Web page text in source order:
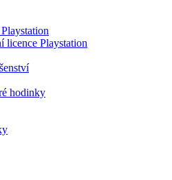
licence Playstation
hodinky